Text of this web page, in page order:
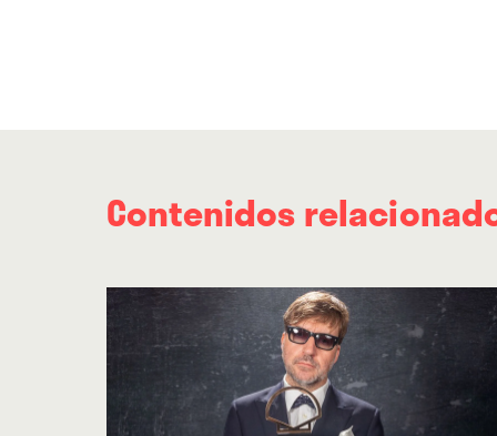
Contenidos